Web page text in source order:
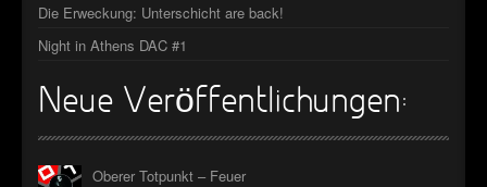
Die Erweckung: Unterschicht are back!
Night in Athens DAC #1
Neue Veröffentlichungen:
Oberer Totpunkt – Feuer